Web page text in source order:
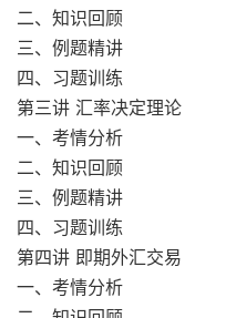
二、知识回顾
三、例题精讲
四、习题训练
第三讲 汇率决定理论
一、考情分析
二、知识回顾
三、例题精讲
四、习题训练
第四讲 即期外汇交易
一、考情分析